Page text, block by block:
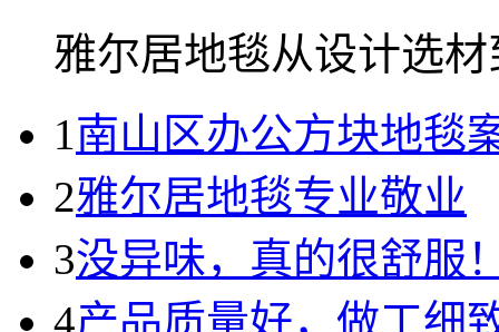
雅尔居地毯从设计选材
1南山区办公方块地毯
2雅尔居地毯专业敬业
3没异味，真的很舒服
4产品质量好，做工细